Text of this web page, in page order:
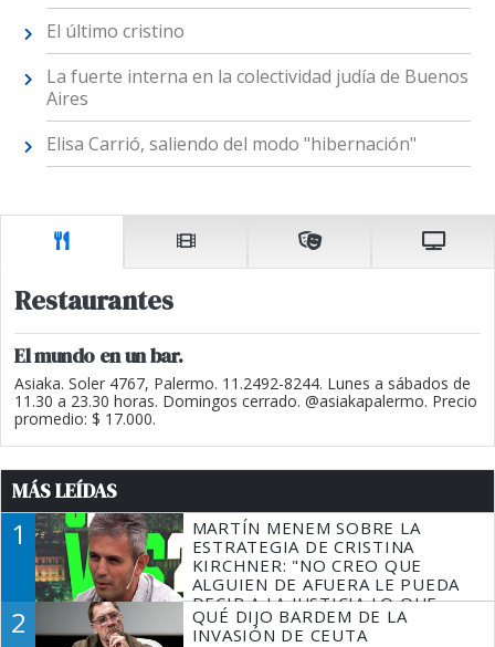
El último cristino
La fuerte interna en la colectividad judía de Buenos
Aires
Elisa Carrió, saliendo del modo "hibernación"
Restaurantes
El mundo en un bar.
Asiaka. Soler 4767, Palermo. 11.2492-8244. Lunes a sábados de
11.30 a 23.30 horas. Domingos cerrado. @asiakapalermo. Precio
promedio: $ 17.000.
MÁS LEÍDAS
1
MARTÍN MENEM SOBRE LA
ESTRATEGIA DE CRISTINA
KIRCHNER: "NO CREO QUE
ALGUIEN DE AFUERA LE PUEDA
DECIR A LA JUSTICIA LO QUE
TIENE QUE HACER"
2
QUÉ DIJO BARDEM DE LA
INVASIÓN DE CEUTA